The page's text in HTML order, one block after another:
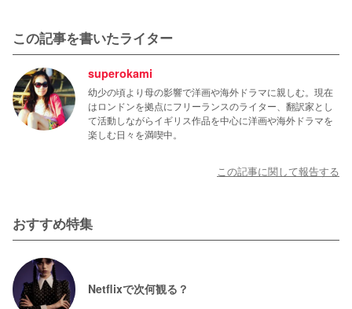
この記事を書いたライター
superokami
幼少の頃より母の影響で洋画や海外ドラマに親しむ。現在
はロンドンを拠点にフリーランスのライター、翻訳家とし
て活動しながらイギリス作品を中心に洋画や海外ドラマを
楽しむ日々を満喫中。
この記事に関して報告する
おすすめ特集
Netflixで次何観る？